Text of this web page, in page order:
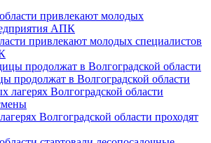
привлекают молодых специалистов
продолжат в Волгоградской области
Волгоградской области проходят